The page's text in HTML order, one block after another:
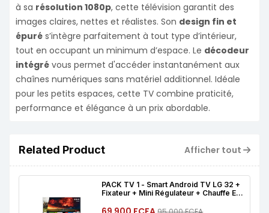
Related Product Afficher tout
PACK TV 1 - Smart Android TV LG 32 +
Fixateur + Mini Régulateur + Chauffe Eau
Câble De Son + Pose Décodeur
à sa résolution 1080p, cette télévision garantit des
images claires, nettes et réalistes. Son design fin et
épuré s’intègre parfaitement à tout type d’intérieur,
tout en occupant un minimum d’espace. Le décodeur
intégré vous permet d'accéder instantanément aux
chaînes numériques sans matériel additionnel. Idéale
pour les petits espaces, cette TV combine praticité,
performance et élégance à un prix abordable.